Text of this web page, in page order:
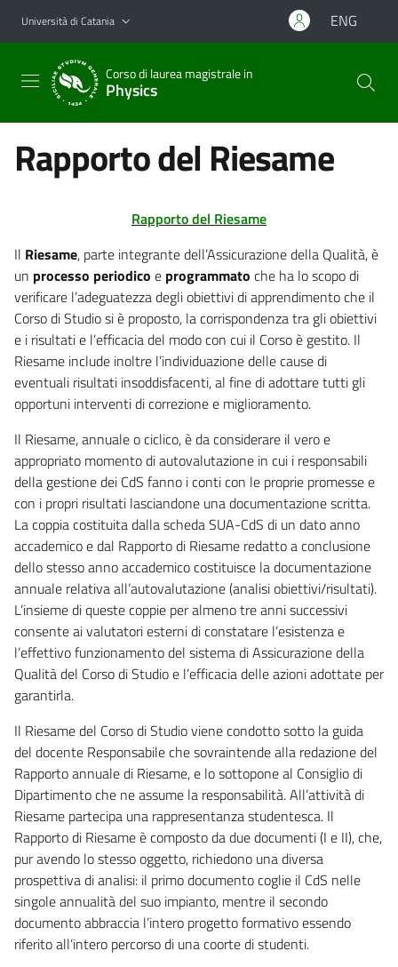
Vai al contenuto principale
Vai al menu di navigazione
Università di Catania ENG
Corso di laurea magistrale in
Physics
Rapporto del Riesame
Rapporto del Riesame
Il Riesame, parte integrante dell’Assicurazione della Qualità, è
un processo periodico e programmato che ha lo scopo di
verificare l’adeguatezza degli obiettivi di apprendimento che il
Corso di Studio si è proposto, la corrispondenza tra gli obiettivi
e i risultati e l’efficacia del modo con cui il Corso è gestito. Il
Riesame include inoltre l’individuazione delle cause di
eventuali risultati insoddisfacenti, al fine di adottare tutti gli
opportuni interventi di correzione e miglioramento.
Il Riesame, annuale o ciclico, è da considerare il vero e
appropriato momento di autovalutazione in cui i responsabili
della gestione dei CdS fanno i conti con le proprie promesse e
con i propri risultati lasciandone una documentazione scritta.
La coppia costituita dalla scheda SUA-CdS di un dato anno
accademico e dal Rapporto di Riesame redatto a conclusione
dello stesso anno accademico costituisce la documentazione
annuale relativa all’autovalutazione (analisi obiettivi/risultati).
L’insieme di queste coppie per almeno tre anni successivi
consente ai valutatori esterni di constatare l’esistenza e
l’effettivo funzionamento del sistema di Assicurazione della
Qualità del Corso di Studio e l’efficacia delle azioni adottate per
garantirla.
Il Riesame del Corso di Studio viene condotto sotto la guida
del docente Responsabile che sovraintende alla redazione del
Rapporto annuale di Riesame, e lo sottopone al Consiglio di
Dipartimento che ne assume la responsabilità. All’attività di
Riesame partecipa una rappresentanza studentesca. Il
Rapporto di Riesame è composto da due documenti (I e II), che,
pur avendo lo stesso oggetto, richiedono una diversa
prospettiva di analisi: il primo documento coglie il CdS nelle
singole annualità del suo impianto, mentre il secondo
documento abbraccia l’intero progetto formativo essendo
riferito all’intero percorso di una coorte di studenti.